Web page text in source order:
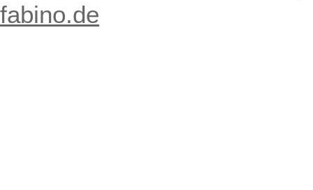
fabino.de